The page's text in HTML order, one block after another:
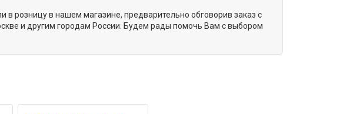
розницу в нашем магазине, предварительно обговорив заказ с
и другим городам России. Будем рады помочь Вам с выбором